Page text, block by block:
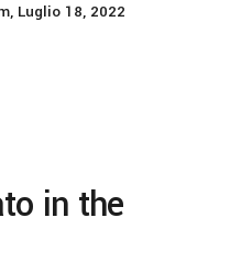
Luglio 18, 2022
in the